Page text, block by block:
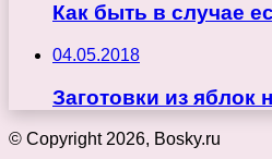
Как быть в случае
04.05.2018
Заготовки из яблок
© Copyright 2026, Bosky.ru